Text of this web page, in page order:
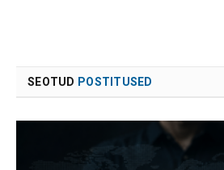
SEOTUD POSTITUSED